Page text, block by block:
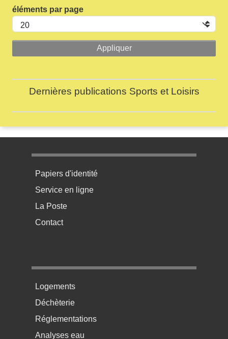
éléments par page
Dernières publications Sports et Loisirs
Menu pratique bas de page 1
Papiers d'identité
Service en ligne
La Poste
Contact
Menu pratique bas de page 2
Logements
Déchèterie
Réglementations
Analyses eau